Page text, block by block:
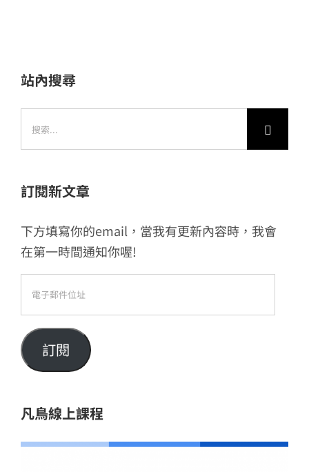
站內搜尋
訂閱新文章
下方填寫你的email，當我有更新內容時，我會
在第一時間通知你喔!
件
位
訂閱
凡鳥線上課程